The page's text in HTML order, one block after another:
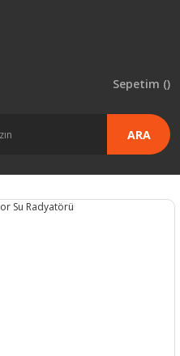
ARA
Sepetim ()